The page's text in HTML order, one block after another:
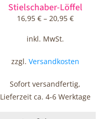
Stielschaber-Löffel
16,95 €– 20,95 €
inkl. MwSt.
zzgl. Versandkosten
Sofort versandfertig,
Lieferzeit ca. 4-6 Werktage
der
Produktseite
werden